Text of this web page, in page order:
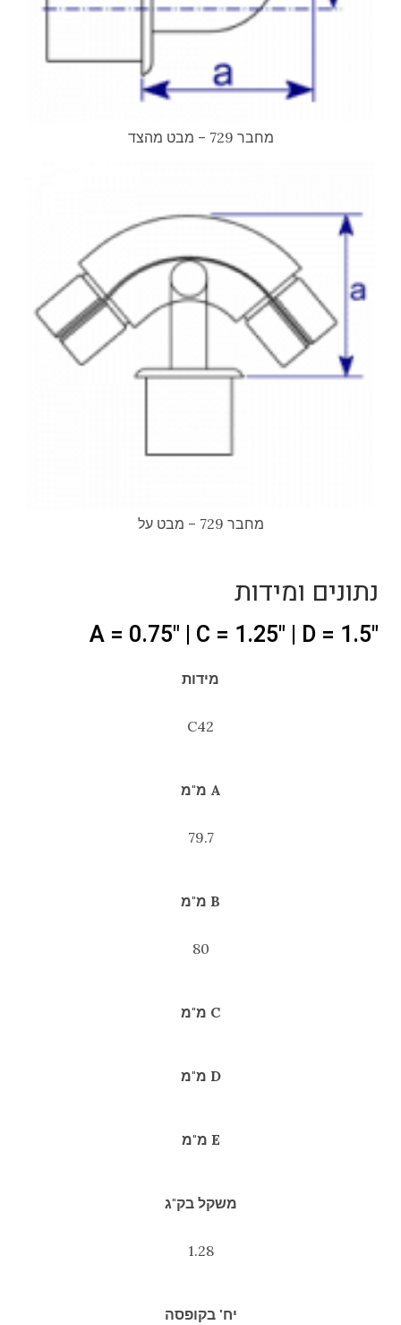
מחבר 729 – מבט מהצד
מחבר 729 – מבט על
נתונים ומידות
"A = 0.75" | C = 1.25" | D = 1.5
מידות
C42
A מ"מ
79.7
B מ"מ
80
C מ"מ
D מ"מ
E מ"מ
משקל בק"ג
1.28
יח' בקופסה